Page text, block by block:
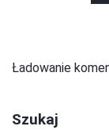
Ładowanie
Szukaj